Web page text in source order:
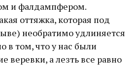
и фалдампфером.
оттяжка, которая под
необратимо удлиняется
в том, что у нас были
веревки, а лезть все равно